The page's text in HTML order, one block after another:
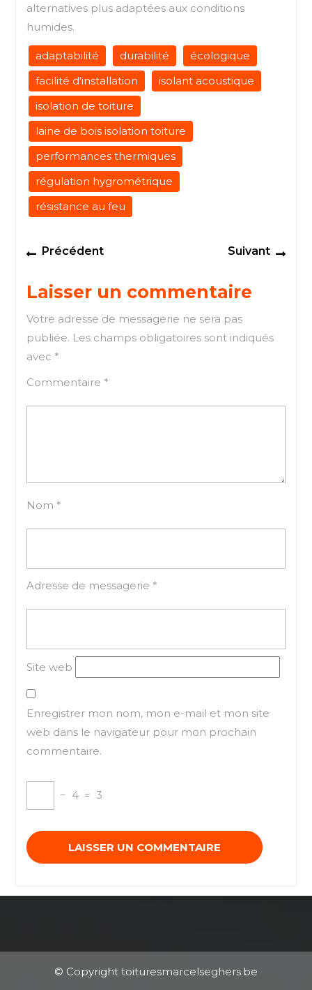
alternatives plus adaptées aux conditions
humides.
adaptabilité durabilité
écologique
facilité d'installation
isolant acoustique
isolation de toiture
laine de bois isolation toiture
performances thermiques
régulation hygrométrique
résistance au feu
Navigation
de
l’article
PrécédentPrevious
Suivant
Laisser un commentaire
Votre adresse de messagerie ne sera pas
publiée. Les champs obligatoires sont indiqués
avec *
Commentaire *
Nom *
Adresse de messagerie *
Site web
Enregistrer mon nom, mon e-mail et mon site
web dans le navigateur pour mon prochain
commentaire.
− 4 = 3
© Copyright toituresmarcelseghers.be